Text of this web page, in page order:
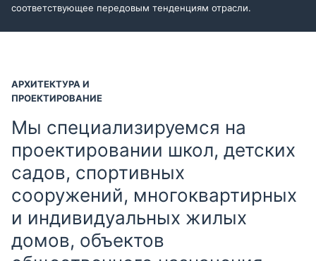
соответствующее передовым тенденциям отрасли.
АРХИТЕКТУРА И
ПРОЕКТИРОВАНИЕ
Мы специализируемся на
проектировании школ, детских
садов, спортивных
сооружений, многоквартирных
и индивидуальных жилых
домов, объектов